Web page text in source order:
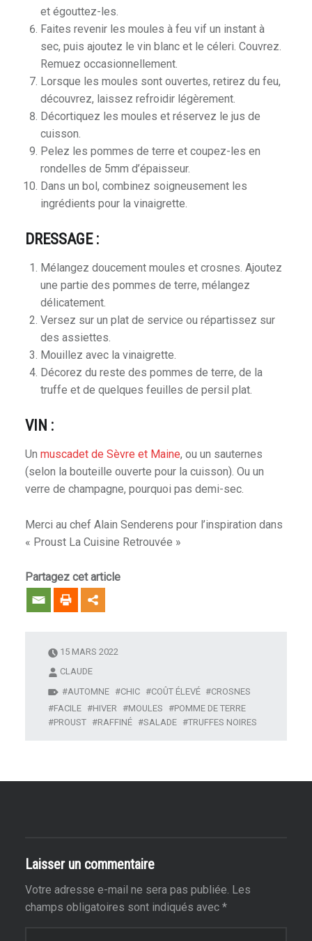
et égouttez-les.
Faites revenir les moules à feu vif un instant à
sec, puis ajoutez le vin blanc et le céleri. Couvrez.
Remuez occasionnellement.
Lorsque les moules sont ouvertes, retirez du feu,
découvrez, laissez refroidir légèrement.
Décortiquez les moules et réservez le jus de
cuisson.
Pelez les pommes de terre et coupez-les en
rondelles de 5mm d’épaisseur.
Dans un bol, combinez soigneusement les
ingrédients pour la vinaigrette.
DRESSAGE :
Mélangez doucement moules et crosnes. Ajoutez
une partie des pommes de terre, mélangez
délicatement.
Versez sur un plat de service ou répartissez sur
des assiettes.
Mouillez avec la vinaigrette.
Décorez du reste des pommes de terre, de la
truffe et de quelques feuilles de persil plat.
VIN :
Un muscadet de Sèvre et Maine, ou un sauternes
(selon la bouteille ouverte pour la cuisson). Ou un
verre de champagne, pourquoi pas demi-sec.
Merci au chef Alain Senderens pour l’inspiration dans
« Proust La Cuisine Retrouvée »
Partagez cet article
15 MARS 2022
CLAUDE
AUTOMNE
CHIC COÛT ÉLEVÉ
CROSNES
FACILE
HIVER MOULES
POMME DE TERRE
PROUST
RAFFINÉ SALADE TRUFFES NOIRES
Laisser un commentaire
Votre adresse e-mail ne sera pas publiée. Les
champs obligatoires sont indiqués avec *